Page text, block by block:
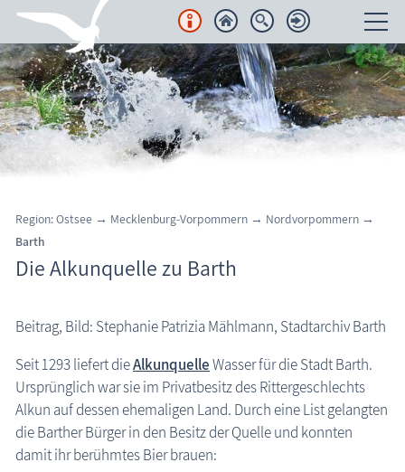
Unterkünfte
Regionales
Urlaubsorte
Karten
Freizeit
Aktuelles
FKK-Strände
den Strand erleben
die Natur erleben
Region: Ostsee → Mecklenburg-Vorpommern → Nordvorpommern →
Barth
Die Alkunquelle zu Barth
Beitrag, Bild: Stephanie Patrizia Mählmann, Stadtarchiv Barth
Seit 1293 liefert dieAlkunquelleWasser für die Stadt Barth.
Ursprünglich war sie im Privatbesitz des Rittergeschlechts
Alkun auf dessen ehemaligen Land. Durch eine List gelangten
die Barther Bürger in den Besitz der Quelle und konnten
damit ihr berühmtes Bier brauen: